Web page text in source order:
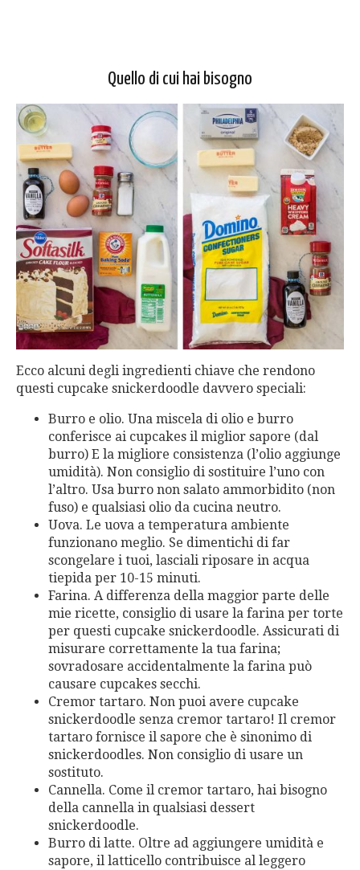
Quello di cui hai bisogno
Ecco alcuni degli ingredienti chiave che rendono
questi cupcake snickerdoodle davvero speciali:
Burro e olio. Una miscela di olio e burro
conferisce ai cupcakes il miglior sapore (dal
burro) E la migliore consistenza (l’olio aggiunge
umidità). Non consiglio di sostituire l’uno con
l’altro. Usa burro non salato ammorbidito (non
fuso) e qualsiasi olio da cucina neutro.
Uova. Le uova a temperatura ambiente
funzionano meglio. Se dimentichi di far
scongelare i tuoi, lasciali riposare in acqua
tiepida per 10-15 minuti.
Farina. A differenza della maggior parte delle
mie ricette, consiglio di usare la farina per torte
per questi cupcake snickerdoodle. Assicurati di
misurare correttamente la tua farina;
sovradosare accidentalmente la farina può
causare cupcakes secchi.
Cremor tartaro. Non puoi avere cupcake
snickerdoodle senza cremor tartaro! Il cremor
tartaro fornisce il sapore che è sinonimo di
snickerdoodles. Non consiglio di usare un
sostituto.
Cannella. Come il cremor tartaro, hai bisogno
della cannella in qualsiasi dessert
snickerdoodle.
Burro di latte. Oltre ad aggiungere umidità e
sapore, il latticello contribuisce al leggero